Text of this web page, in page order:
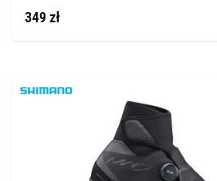
349 zł